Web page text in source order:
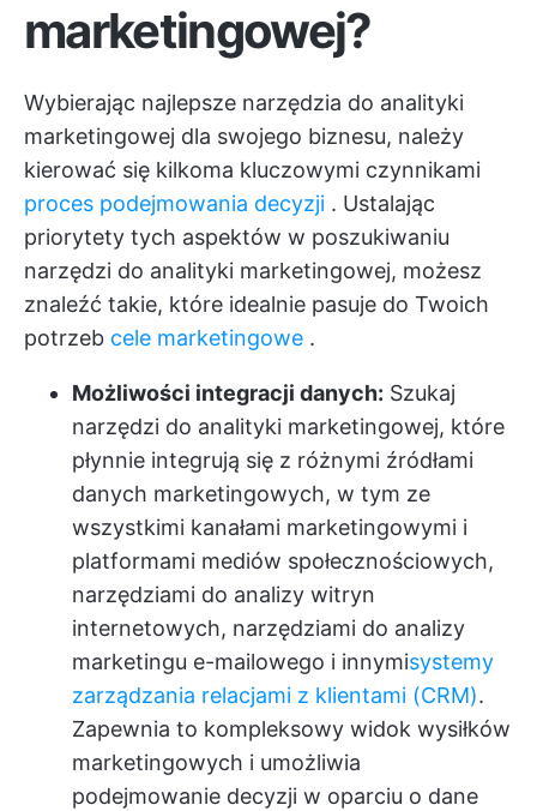
marketingowej?
Wybierając najlepsze narzędzia do analityki
marketingowej dla swojego biznesu, należy
kierować się kilkoma kluczowymi czynnikami
proces podejmowania decyzji . Ustalając
priorytety tych aspektów w poszukiwaniu
narzędzi do analityki marketingowej, możesz
znaleźć takie, które idealnie pasuje do Twoich
potrzeb cele marketingowe .
Możliwości integracji danych: Szukaj
narzędzi do analityki marketingowej, które
płynnie integrują się z różnymi źródłami
danych marketingowych, w tym ze
wszystkimi kanałami marketingowymi i
platformami mediów społecznościowych,
narzędziami do analizy witryn
internetowych, narzędziami do analizy
marketingu e-mailowego i innymisystemy
zarządzania relacjami z klientami (CRM).
Zapewnia to kompleksowy widok wysiłków
marketingowych i umożliwia
podejmowanie decyzji w oparciu o dane